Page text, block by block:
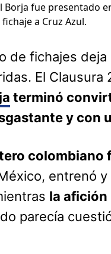
Borja fue presentado
a Cruz Azul.
de fichajes
El
terminó
y con
colombiano
entrenó
la afición
parecía